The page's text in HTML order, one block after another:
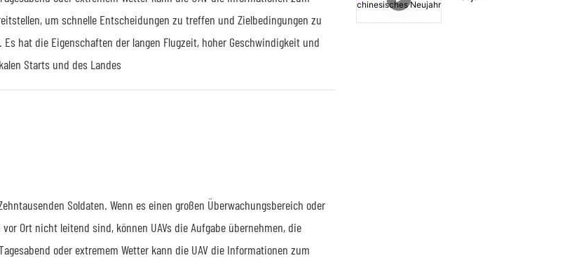
um schnelle Entscheidungen zu treffen und Zielbedingungen zu
hat die Eigenschaften der langen Flugzeit, hoher Geschwindigkeit und
Starts und des Landes
Soldaten. Wenn es einen großen Überwachungsbereich oder
Ort nicht leitend sind, können UAVs die Aufgabe übernehmen, die
oder extremem Wetter kann die UAV die Informationen zum